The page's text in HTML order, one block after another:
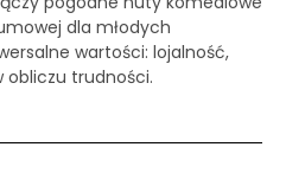
dla młodych
wartości: lojalność,
obliczu trudności.